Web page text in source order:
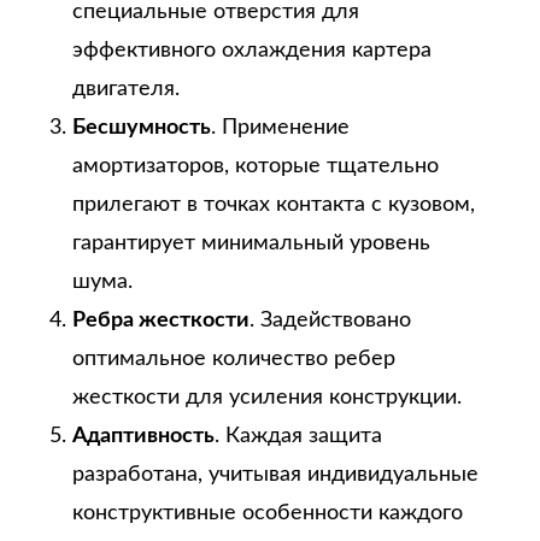
специальные отверстия для
эффективного охлаждения картера
двигателя.
Бесшумность. Применение
амортизаторов, которые тщательно
прилегают в точках контакта с кузовом,
гарантирует минимальный уровень
шума.
Ребра жесткости. Задействовано
оптимальное количество ребер
жесткости для усиления конструкции.
Адаптивность. Каждая защита
разработана, учитывая индивидуальные
конструктивные особенности каждого